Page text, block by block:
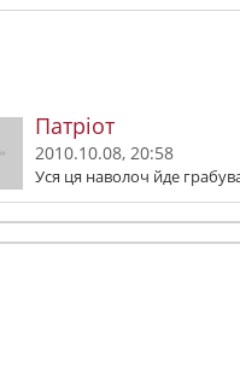
Патріот
2010.10.08, 20:58
Уся ця наволоч йде